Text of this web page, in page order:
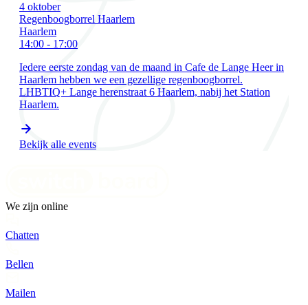
4 oktober
Regenboogborrel Haarlem
Haarlem
14:00 - 17:00
Iedere eerste zondag van de maand in Cafe de Lange Heer in
Haarlem hebben we een gezellige regenboogborrel.
LHBTIQ+ Lange herenstraat 6 Haarlem, nabij het Station
Haarlem.
Bekijk alle events
We zijn online
Chatten
Bellen
Mailen